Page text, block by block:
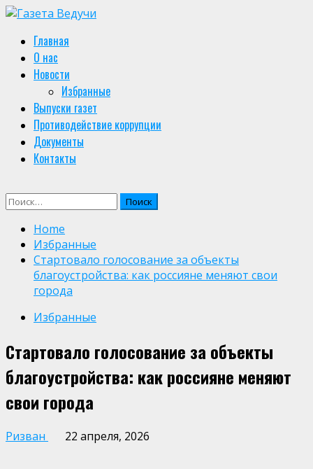
Skip
content
Primary
Menu
Главная
О нас
Новости
Избранные
Выпуски газет
Противодействие коррупции
Документы
Контакты
Найти:
Home
Избранные
Стартовало голосование за объекты
благоустройства: как россияне меняют свои
города
Избранные
Стартовало голосование за объекты
благоустройства: как россияне меняют
свои города
Ризван 22 апреля, 2026